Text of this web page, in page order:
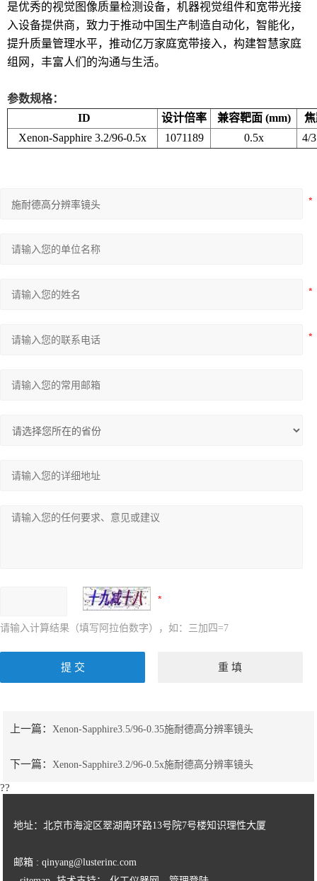
是优秀的视觉图像质量检测设备，机器视觉组件和宽带光接
入设备提供商，致力于推动中国生产制造自动化，智能化，
提升质量管理水平，推动亿万家庭宽带接入，构建智慧家庭
组网，丰富人们的沟通与生活。
参数规格：
ID
设计倍率 兼容靶面 (mm)
Xenon-Sapphire 3.2/96-0.5x
1071189 0.5x 4/
请输入计算结果（填写阿拉伯数字），如：三加四=7
上一篇： Xenon-Sapphire3.5/96-0.35施耐德高分辨率镜头
下一篇： Xenon-Sapphire3.2/96-0.5x施耐德高分辨率镜头
??
地址：北京市海淀区翠湖南环路13号院7号楼知识理性大厦
邮箱 : qinyang@lusterinc.com